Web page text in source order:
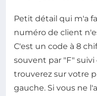
Petit détail qui m'a
numéro de client
C'est un code à 8
souvent par "F" suivi
trouverez sur votre
gauche. Si vous ne